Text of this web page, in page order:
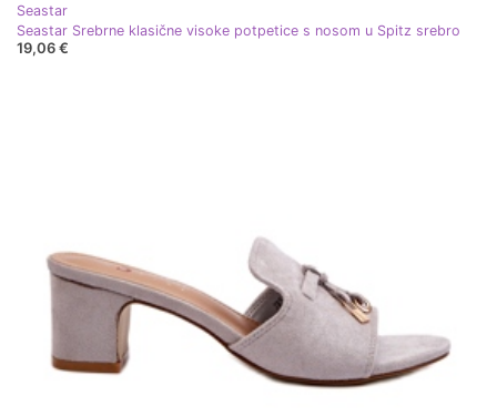
Seastar
Seastar Srebrne klasične visoke potpetice s nosom u Spitz srebro
19,06 €